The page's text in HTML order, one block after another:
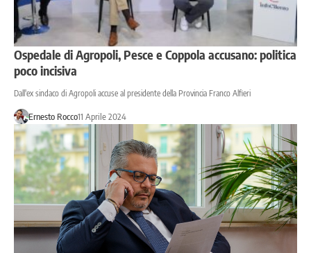
Ospedale di Agropoli, Pesce e Coppola accusano: politica
poco incisiva
Dall'ex sindaco di Agropoli accuse al presidente della Provincia Franco Alfieri
Ernesto Rocco11 Aprile 2024